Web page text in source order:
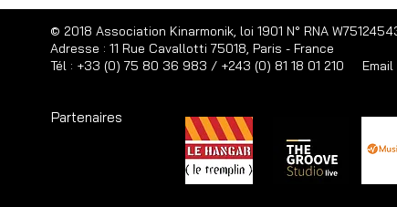
© 2018 Association Kinarmonik, loi 1901 N° RNA
Adresse : 11 Rue Cavallotti 75018, Paris - France
Tél : +33 (0) 75 80 36 983 / +243 (0) 81 18 01 210 Email
Partenaires